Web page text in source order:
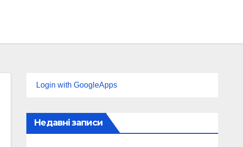
Login with GoogleApps
Недавні записи